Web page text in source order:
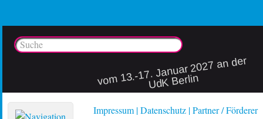
vo
m 13.-17. Januar 2027 an der
UdK Berlin
Impressum Datenschutz Partner / Förderer